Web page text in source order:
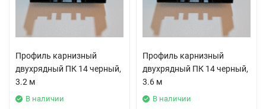
Профиль карнизный
двухрядный ПК 14 черный,
3.2 м
В наличии
Профиль карнизный
двухрядный ПК 14 черный,
3.6 м
В наличии